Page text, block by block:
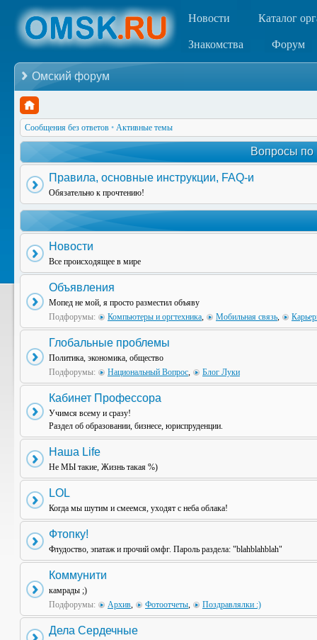
Новости Каталог
Знакомства Форум
Омский форум
Сообщения без ответов • Активные темы
Вопросы по
Правила, основные инструкции, FAQ-и
Обязательно к прочтению!
Новости
Все происходящее в мире
Объявления
Мопед не мой, я просто разместил объяву
Подфорумы:
Компьютеры и оргтехника, Мобильная связь,
Глобальные проблемы
Политика, экономика, общество
Подфорумы:
Национальный Вопрос, Блог Луки
Кабинет Профессора
Учимся всему и сразу!
Раздел об образовании, бизнесе, юриспруденции.
Наша Life
Не МЫ такие, Жизнь такая %)
LOL
Когда мы шутим и смеемся, уходят с неба облака!
Фтопку!
Флудоство, эпатаж и прочий омфг. Пароль раздела: "blahblahblah"
Коммунити
камрады ;)
Подфорумы:
Архив, Фотоотчеты, Поздравлялки :)
Дела Сердечные